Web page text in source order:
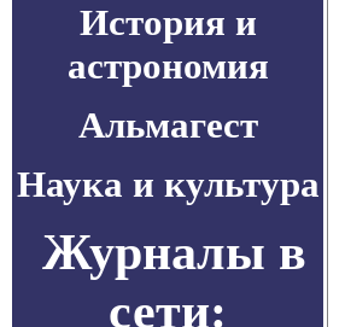
История и
астрономия
Альмагест
Наука и культура
Журналы в
сети: